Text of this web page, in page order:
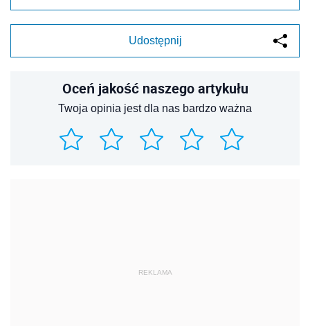
Udostępnij
Oceń jakość naszego artykułu
Twoja opinia jest dla nas bardzo ważna
REKLAMA